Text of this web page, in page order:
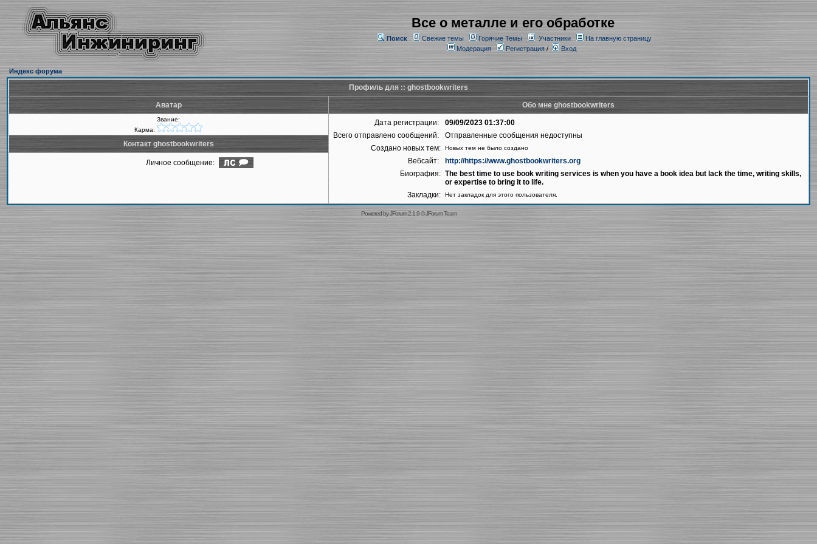
Все о металле и его обработке
Поиск Свежие темы Горячие Темы Участники
На главную страницу
Модерация
Регистрация/ Вход
Индекс форума
Профиль для :: ghostbookwriters
Аватар Обо мне ghostbookwriters
Звание:
Карма:
Дата регистрации:
09/09/2023 01:37:00
Всего отправлено сообщений:
Отправленные сообщения недоступны
Создано новых тем:
Новых тем не было создано
Вебсайт:
http://https://www.ghostbookwriters.org
Биография: The best time to use book writing services is when you have a book idea but lack the time, writing skills,
or expertise to bring it to life.
Закладки:
Нет закладок для этого пользователя.
Контакт ghostbookwriters
Личное сообщение:
Powered byJForum 2.1.9©JForum Team